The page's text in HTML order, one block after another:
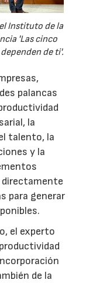
Instituto de la
'Las cinco
de ti'.
palancas
la
talento, la
y la
directamente
para generar
el experto
de la